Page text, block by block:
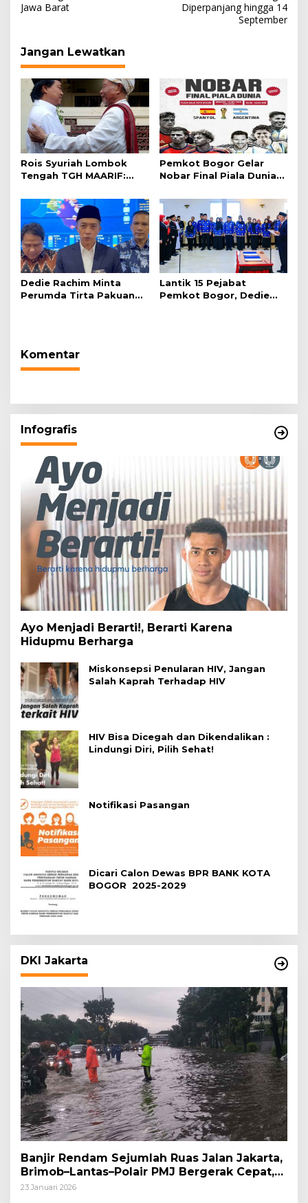
Jawa Barat
Diperpanjang hingga 14
September
Jangan Lewatkan
Rois Syuriah Lombok
Tengah TGH MAARIF:
Abad Kedua NU”
Pemkot Bogor Gelar
Nobar Final Piala Dunia
Dedie Rachim Minta
Perumda Tirta Pakuan
Lantik 15 Pejabat
Pemkot Bogor, Dedie
Komentar
Infografis
Ayo Menjadi Berarti!, Berarti Karena
Hidupmu Berharga
Miskonsepsi Penularan HIV, Jangan
Salah Kaprah Terhadap HIV
HIV Bisa Dicegah dan Dikendalikan :
Lindungi Diri, Pilih Sehat!
Notifikasi Pasangan
Dicari Calon Dewas BPR BANK KOTA
BOGOR 2025-2029
DKI Jakarta
Banjir Rendam Sejumlah Ruas Jalan Jakarta,
Brimob–Lantas–Polair PMJ Bergerak Cepat,
Polri Siagakan 128.247 Personel Secara
23 Januari 2026